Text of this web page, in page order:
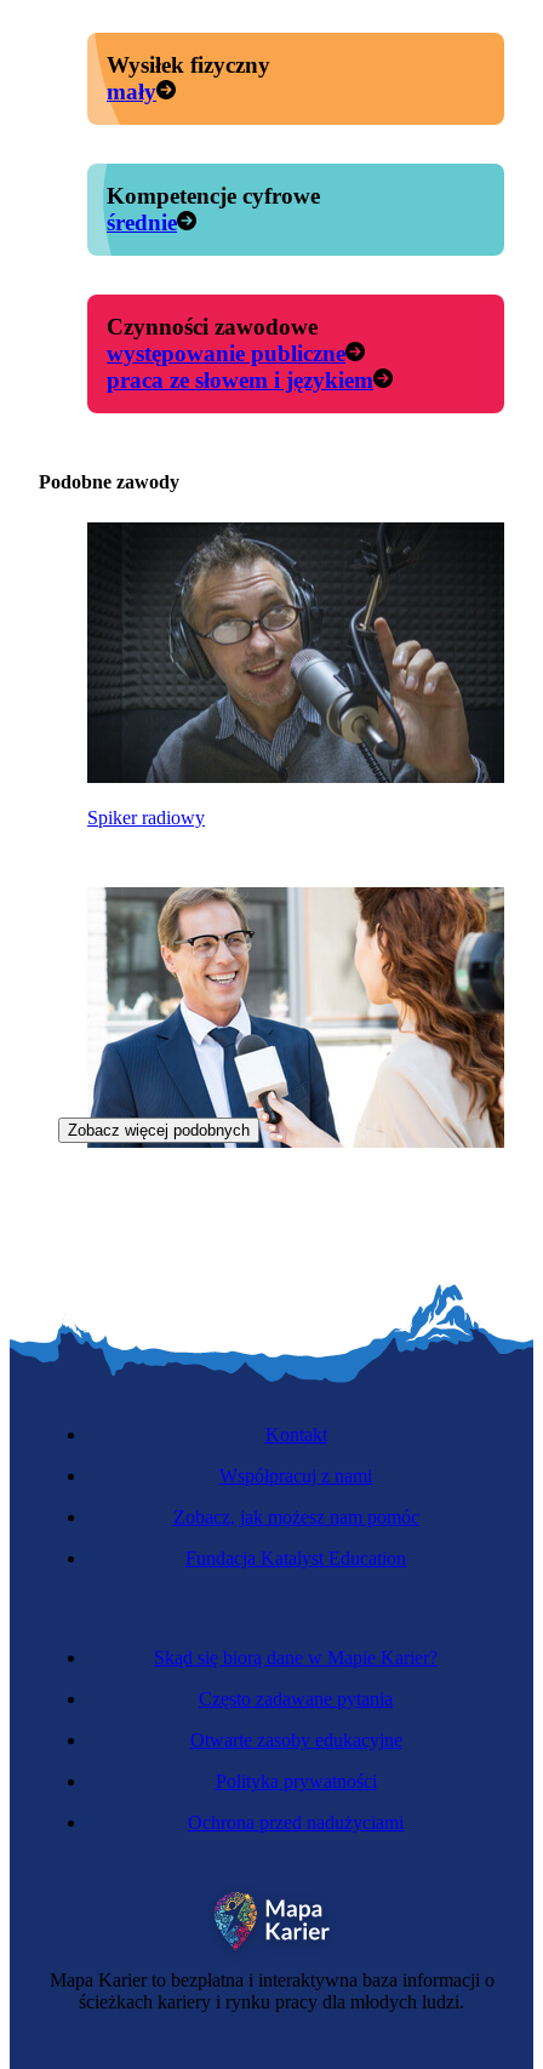
Wysiłek fizyczny
mały
Kompetencje cyfrowe
średnie
Czynności zawodowe
występowanie publiczne
praca ze słowem i językiem
Podobne zawody
Spiker radiowy
Organizator eventów
Prezenter telewizyjny
Zobacz więcej podobnych
Mapa Karier to bezpłatna i interaktywna baza informacji o
ścieżkach kariery i rynku pracy dla młodych ludzi.
Skąd się biorą dane w Mapie Karier?
Często zadawane pytania
Otwarte zasoby edukacyjne
Polityka prywatności
Ochrona przed nadużyciami
Kontakt
Współpracuj z nami
Zobacz, jak możesz nam pomóc
Fundacja Katalyst Education